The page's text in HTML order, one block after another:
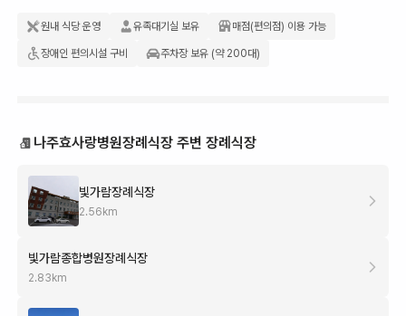
원내 식당 운영 유족대기실 보유 매점(편의점) 이용 가능
장애인 편의시설 구비 주차장 보유 (약 200대)
나주효사랑병원장례식장 주변 장례식장
빛가람장례식장
2.56 km
빛가람종합병원장례식장
2.83 km